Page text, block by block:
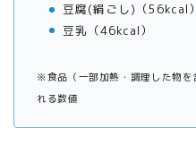
豆腐(絹ごし)（56kcal）
豆乳（46kcal）
※食品（一部加熱・調理した物
れる数値